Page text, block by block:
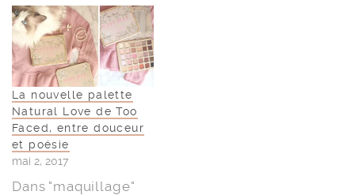
La nouvelle palette
Natural Love de Too
Faced, entre douceur
et poésie
mai 2, 2017
Dans "maquillage"